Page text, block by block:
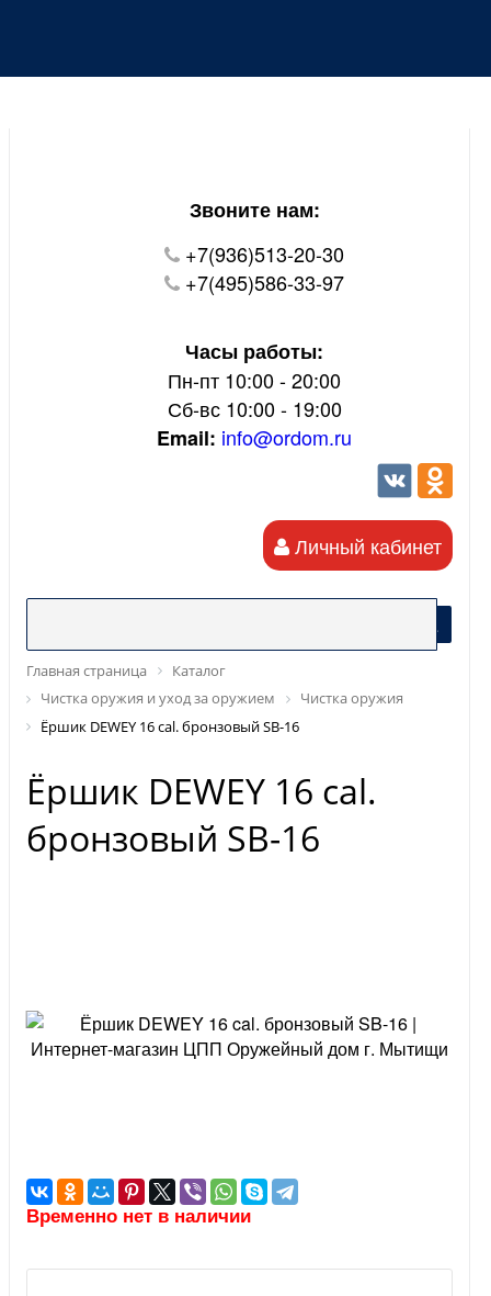
В настоящий момент на нашем сайте ведуться
Звоните нам:
+7(936)513-20-30
+7(495)586-33-97
Часы работы:
Пн-пт 10:00 - 20:00
Сб-вс 10:00 - 19:00
Email: info@ordom.ru
Личный кабинет
Главная страница
Каталог
Чистка оружия и уход за оружием
Чистка оружия
Ёршик DEWEY 16 cal. бронзовый SB-16
Ёршик DEWEY 16 cal.
бронзовый SB-16
Временно нет в наличии